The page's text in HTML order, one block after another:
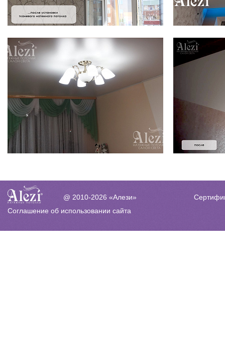
@ 2010-2026 «Алези»
Соглашение об использовании сайта